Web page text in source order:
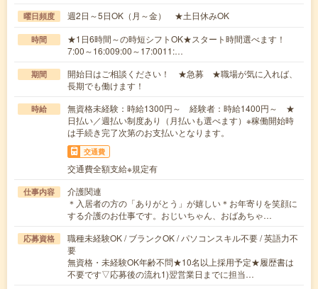
曜日頻度 週2日～5日OK（月～金） ★土日休みOK
時間
★1日6時間～の時短シフトOK★スタート時間選べます！
7:00～16:009:00～17:0011:…
期間
開始日はご相談ください！ ★急募 ★職場が気に入れば、
長期でも働けます！
時給
無資格未経験：時給1300円～ 経験者：時給1400円～ ★
日払い／週払い制度あり（月払いも選べます）※稼働開始時
は手続き完了次第のお支払いとなります。
交通費
交通費全額支給※規定有
仕事内容
介護関連
＊入居者の方の「ありがとう」が嬉しい＊お年寄りを笑顔に
する介護のお仕事です。おじいちゃん、おばあちゃ…
応募資格
職種未経験OK / ブランクOK / パソコンスキル不要 / 英語力不
要
無資格・未経験OK年齢不問★10名以上採用予定★履歴書は
不要です▽応募後の流れ1)翌営業日までに担当…